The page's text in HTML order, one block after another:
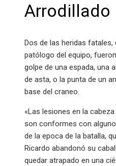
Arrodillado
Dos de las heridas fatales,
patólogo del equipo,
golpe de una espada, una
de asta, o la punta de un
base del craneo.
«Las lesiones en la
son conformes con
de la epoca de la batalla,
Ricardo abandonó su
quedar atrapado en una